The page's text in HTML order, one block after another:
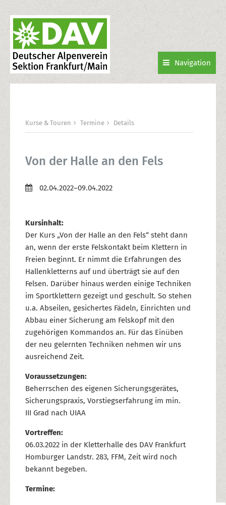
Navigation
Kurse & Touren Termine Details
Von der Halle an den Fels
02.04.2022–09.04.2022
Kursinhalt:
Der Kurs „Von der Halle an den Fels“ steht dann
an, wenn der erste Felskontakt beim Klettern in
Freien beginnt. Er nimmt die Erfahrungen des
Hallenkletterns auf und überträgt sie auf den
Felsen. Darüber hinaus werden einige Techniken
im Sportklettern gezeigt und geschult. So stehen
u.a. Abseilen, gesichertes Fädeln, Einrichten und
Abbau einer Sicherung am Felskopf mit den
zugehörigen Kommandos an. Für das Einüben
der neu gelernten Techniken nehmen wir uns
ausreichend Zeit.
Voraussetzungen:
Beherrschen des eigenen Sicherungsgerätes,
Sicherungspraxis, Vorstiegserfahrung im min.
III Grad nach UIAA
Vortreffen:
06.03.2022 in der Kletterhalle des DAV Frankfurt
Homburger Landstr. 283, FFM, Zeit wird noch
bekannt begeben.
Termine: